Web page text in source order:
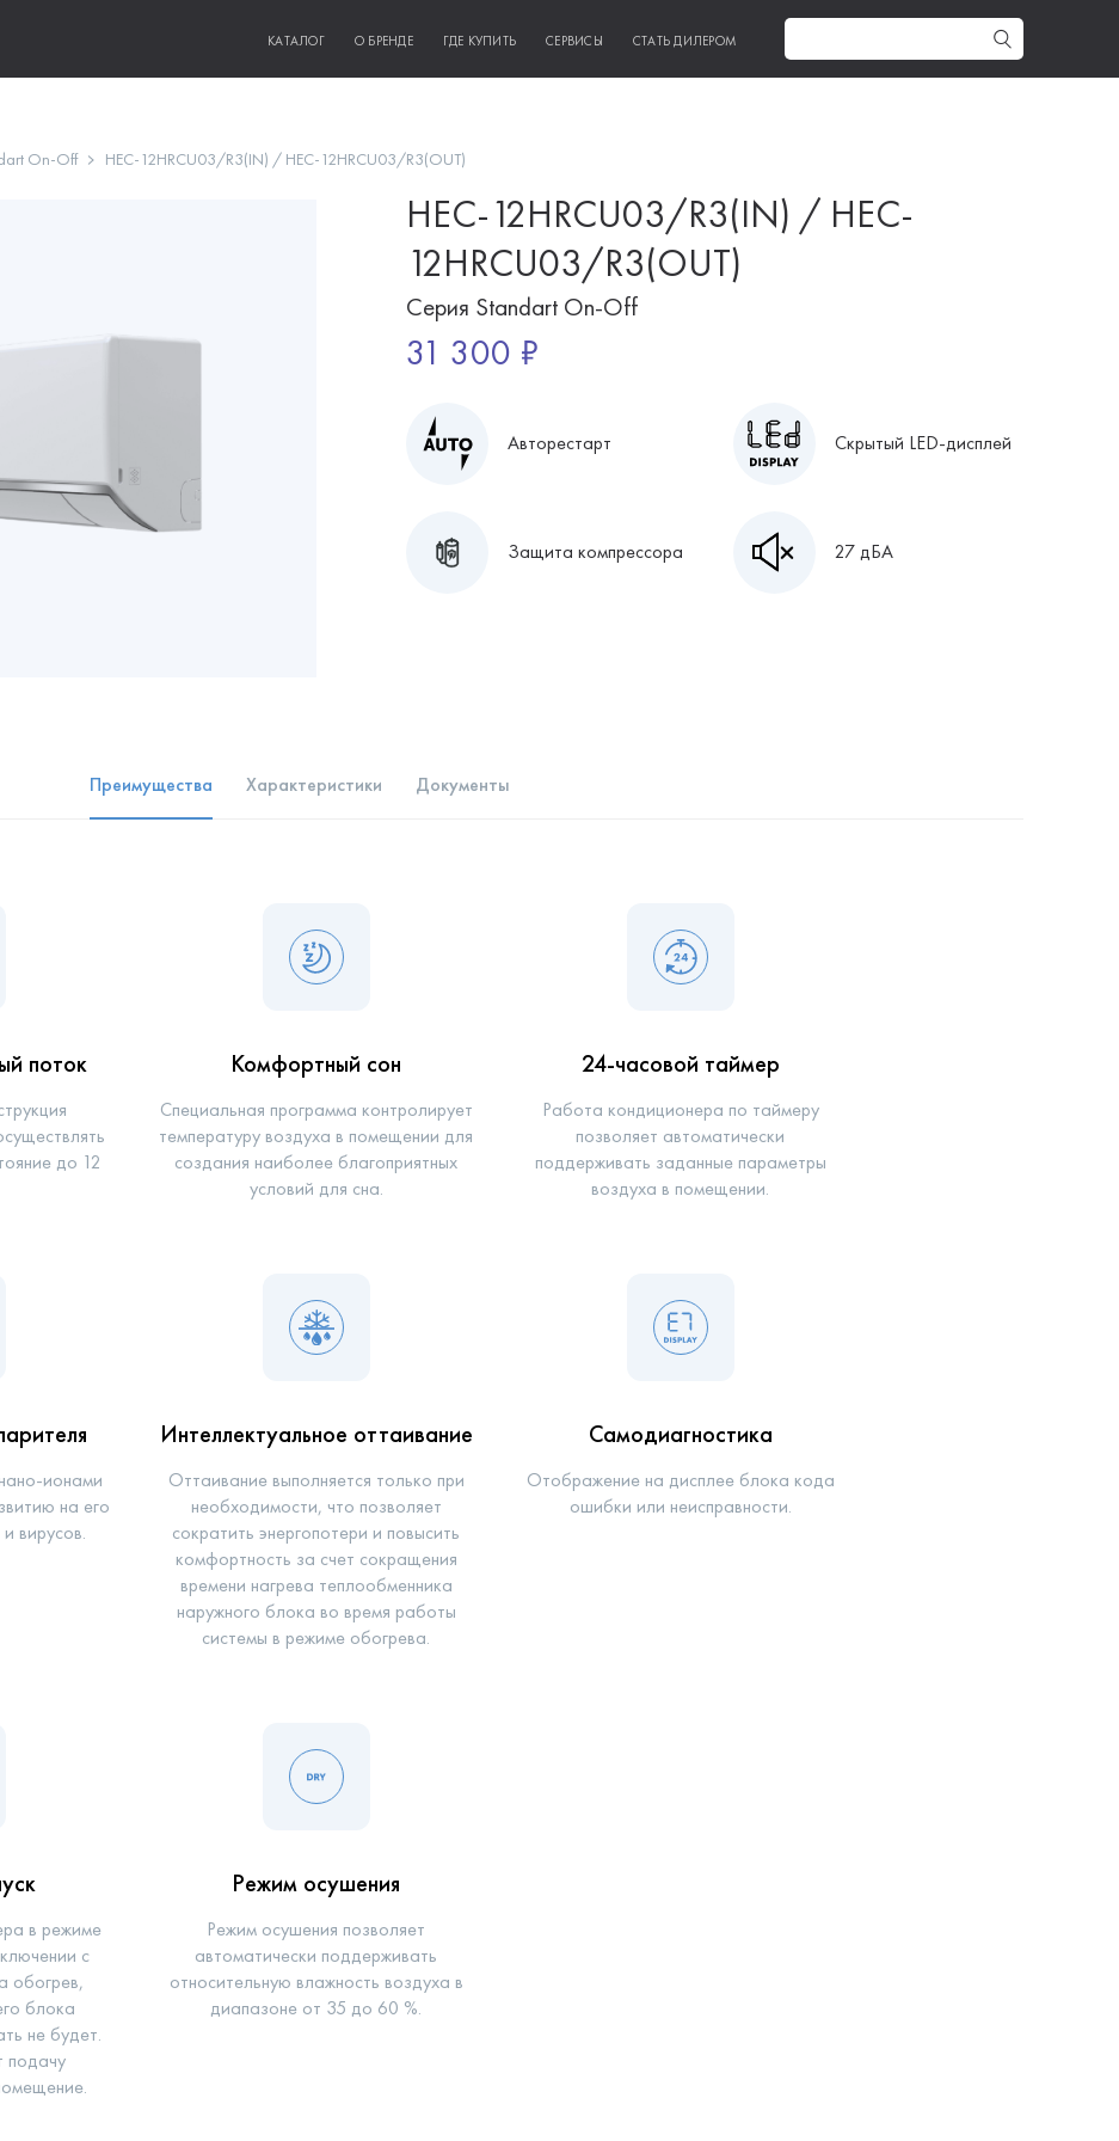
КАТАЛОГ О БРЕНДЕ ГДЕ КУПИТЬ СЕРВИСЫ СТАТЬ ДИЛЕРОМ
On-Off HEC-12HRCU03/R3(IN) / HEC-12HRCU03/R3(OUT)
HEC-12HRCU03/R3(IN) / HEC-
12HRCU03/R3(OUT)
Серия Standart On-Off
31 300 ₽
Авторестарт Скрытый LED-дисплей
Защита компрессора 27 дБА
Преимущества Характеристики Документы
поток
до 12
Комфортный сон
Специальная программа контролирует
температуру воздуха в помещении для
создания наиболее благоприятных
условий для сна.
24-часовой таймер
Работа кондиционера по таймеру
позволяет автоматически
поддерживать заданные параметры
воздуха в помещении.
ионами
на его
вирусов.
Интеллектуальное оттаивание
Оттаивание выполняется только при
необходимости, что позволяет
сократить энергопотери и повысить
комфортность за счет сокращения
времени нагрева теплообменника
наружного блока во время работы
системы в режиме обогрева.
Самодиагностика
Отображение на дисплее блока кода
ошибки или неисправности.
в режиме
с
обогрев,
блока
не будет.
подачу
Режим осушения
Режим осушения позволяет
автоматически поддерживать
относительную влажность воздуха в
диапазоне от 35 до 60 %.